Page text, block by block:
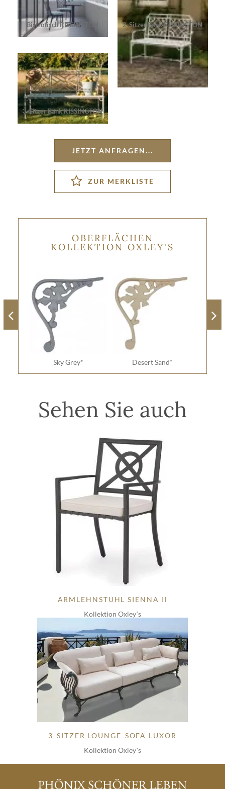
Bistrotisch RISSINGTON 2-Sitzer Bank RISSINGTON
3-Sitzer Bank RISSINGTON
JETZT ANFRAGEN...
OBERFLÄCHEN
KOLLEKTION OXLEY'S
Sky Grey* Desert Sand*
Sehen Sie auch
ARMLEHNSTUHL SIENNA II
Kollektion Oxley´s
3-SITZER LOUNGE-SOFA LUXOR
Kollektion Oxley´s